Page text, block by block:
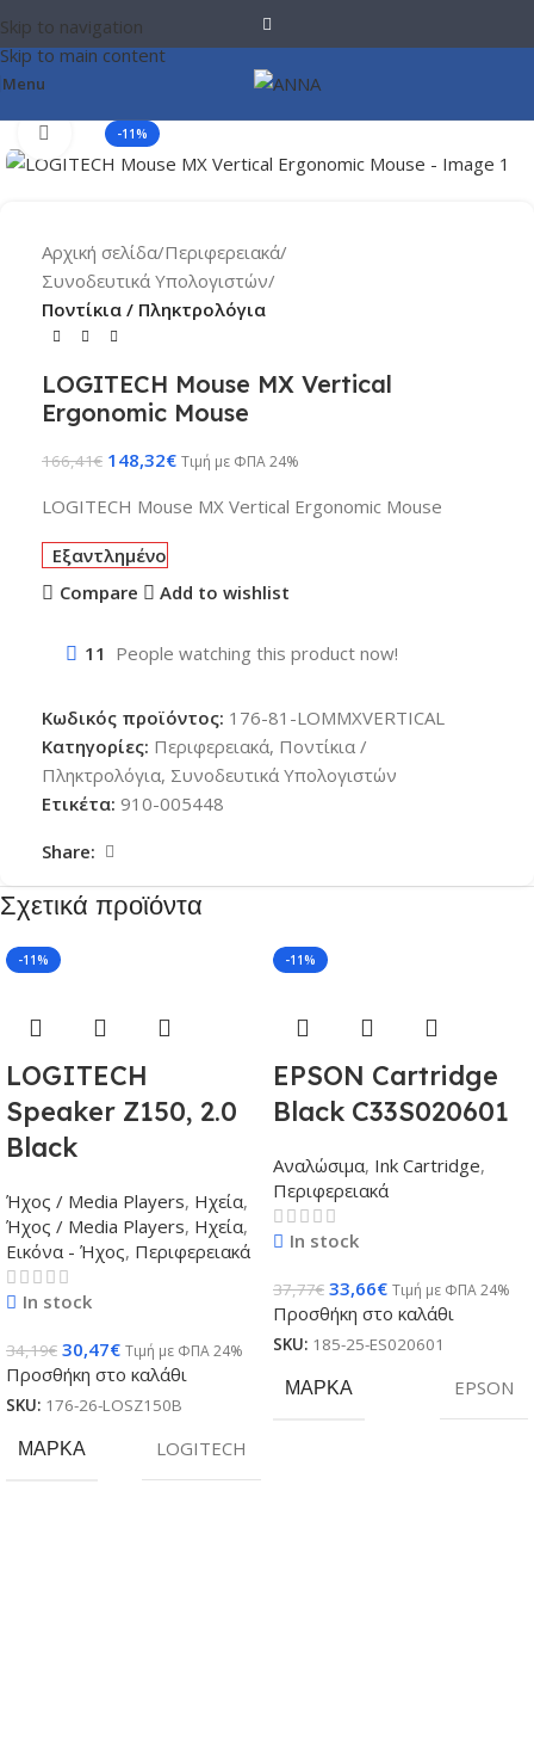
Skip to navigation
Skip to main content
Menu
-11%
Click to enlarge
Αρχική σελίδα Περιφερειακά
Συνοδευτικά Υπολογιστών
Ποντίκια / Πληκτρολόγια
LOGITECH Mouse MX Vertical
Ergonomic Mouse
166,41€ 148,32€ Τιμή με ΦΠΑ 24%
LOGITECH Mouse MX Vertical Ergonomic Mouse
Εξαντλημένο
Compare
Add to wishlist
11 People watching this product now!
Κωδικός προϊόντος: 176-81-LOMMXVERTICAL
Κατηγορίες: Περιφερειακά, Ποντίκια /
Πληκτρολόγια, Συνοδευτικά Υπολογιστών
Ετικέτα: 910-005448
Share:
Σχετικά προϊόντα
-11%
LOGITECH
Speaker Z150, 2.0
Black
Ήχος / Media Players, Ηχεία,
Ήχος / Media Players, Ηχεία,
Εικόνα - Ήχος, Περιφερειακά
In stock
34,19€ 30,47€ Τιμή με ΦΠΑ 24%
Προσθήκη στο καλάθι
SKU: 176-26-LOSZ150B
ΜΆΡΚΑ LOGITECH
-11%
EPSON Cartridge
Black C33S020601
Αναλώσιμα, Ink Cartridge,
Περιφερειακά
In stock
37,77€ 33,66€ Τιμή με ΦΠΑ 24%
Προσθήκη στο καλάθι
SKU: 185-25-ES020601
ΜΆΡΚΑ EPSON